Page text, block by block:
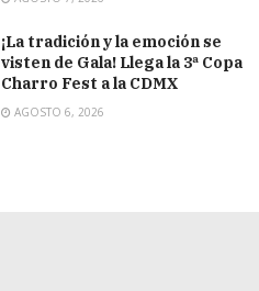
¡La tradición y la emoción se
visten de Gala! Llega la 3ª Copa
Charro Fest a la CDMX
AGOSTO 6, 2026